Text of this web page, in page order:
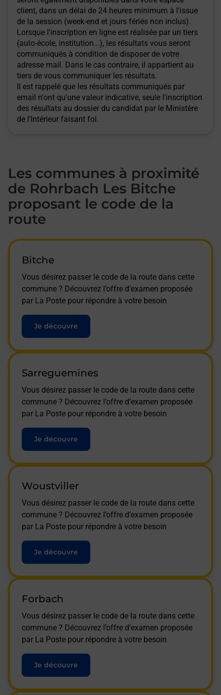
client, dans un délai de 24 heures minimum à l'issue
de la session (week-end et jours fériés non inclus).
Lorsque l'inscription en ligne est réalisée par un tiers
(auto-école, institution...), les résultats vous seront
communiqués à condition de disposer de votre
adresse mail. Dans le cas contraire, il appartient au
tiers de vous communiquer les résultats.
Il est rappelé que les résultats communiqués par
email n'ont qu'une valeur indicative, seule l'inscription
des résultats au dossier du candidat par le Ministère
de l'Intérieur faisant foi.
Les communes à proximité
de Rohrbach Les Bitche
proposant le code de la
route
Bitche
Vous désirez passer le code de la route dans cette
commune ? Découvrez l’offre d’examen proposée
par La Poste pour répondre à votre besoin
Je découvre
Sarreguemines
Vous désirez passer le code de la route dans cette
commune ? Découvrez l’offre d’examen proposée
par La Poste pour répondre à votre besoin
Je découvre
Woustviller
Vous désirez passer le code de la route dans cette
commune ? Découvrez l’offre d’examen proposée
par La Poste pour répondre à votre besoin
Je découvre
Forbach
Vous désirez passer le code de la route dans cette
commune ? Découvrez l’offre d’examen proposée
par La Poste pour répondre à votre besoin
Je découvre